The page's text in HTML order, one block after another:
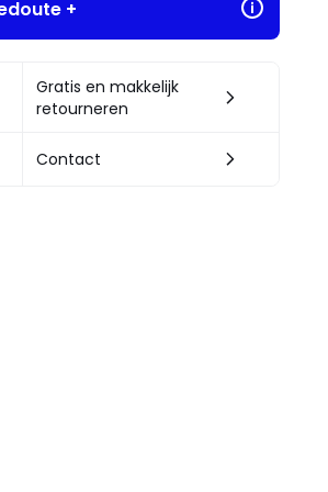
+
Gratis en makkelijk
retourneren
Contact